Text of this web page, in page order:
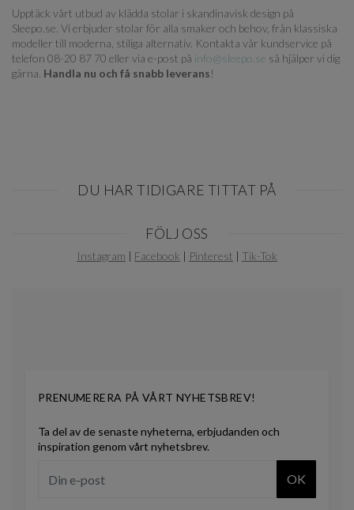
Upptäck vårt utbud av klädda stolar i skandinavisk design på
Sleepo.se. Vi erbjuder stolar för alla smaker och behov, från klassiska
modeller till moderna, stiliga alternativ. Kontakta vår kundservice på
telefon 08-20 87 70 eller via e-post på info@sleepo.se så hjälper vi dig
gärna. Handla nu och få snabb leverans!
DU HAR TIDIGARE TITTAT PÅ
FÖLJ OSS
Instagram | Facebook | Pinterest | Tik-Tok
PRENUMERERA PÅ VÅRT NYHETSBREV!
Ta del av de senaste nyheterna, erbjudanden och
inspiration genom vårt nyhetsbrev.
OK